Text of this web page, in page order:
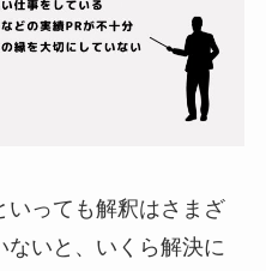
いっても解釈はさまざ
ないと、いくら解決に